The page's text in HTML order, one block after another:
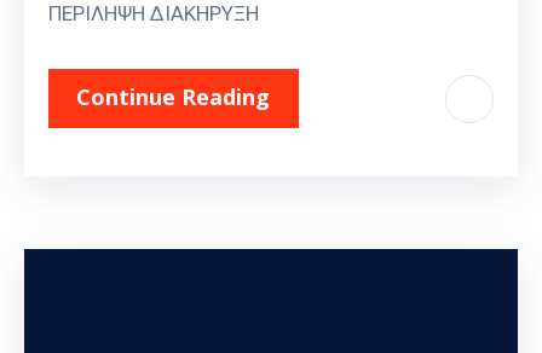
ΠΕΡΙΛΗΨΗ ΔΙΑΚΗΡΥΞΗ
Continue Reading